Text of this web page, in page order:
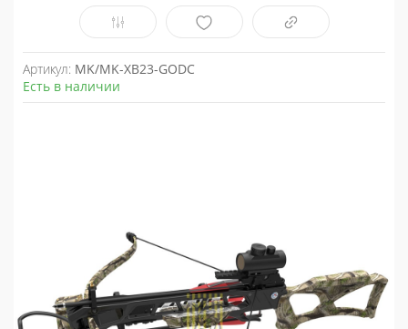
Артикул: MK/MK-XB23-GODC
Есть в наличии